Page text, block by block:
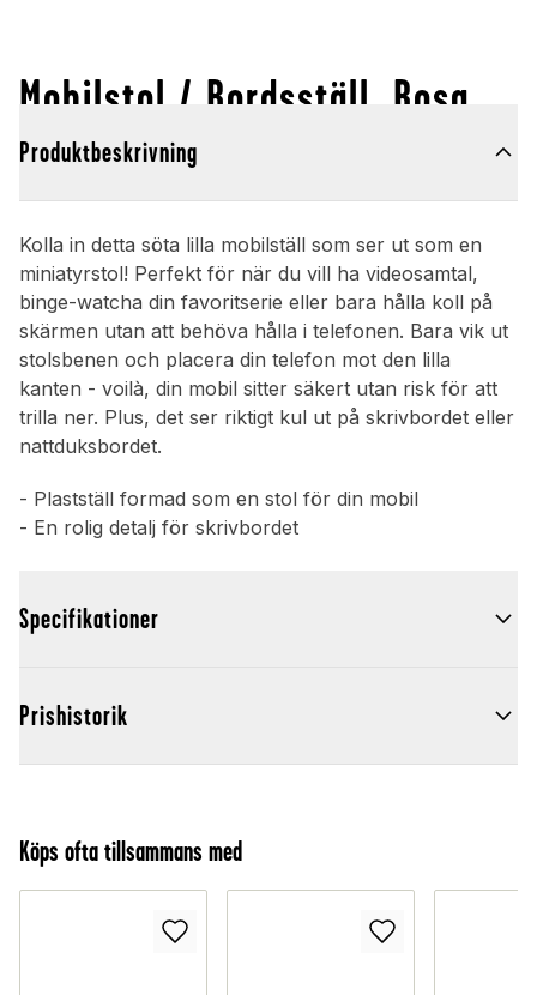
Mobilstol / Bordsställ, Rosa
Produktbeskrivning
Kolla in detta söta lilla mobilställ som ser ut som en
miniatyrstol! Perfekt för när du vill ha videosamtal,
binge-watcha din favoritserie eller bara hålla koll på
skärmen utan att behöva hålla i telefonen. Bara vik ut
stolsbenen och placera din telefon mot den lilla
kanten - voilà, din mobil sitter säkert utan risk för att
trilla ner. Plus, det ser riktigt kul ut på skrivbordet eller
nattduksbordet.
- Plastställ formad som en stol för din mobil
- En rolig detalj för skrivbordet
Specifikationer
Prishistorik
Köps ofta tillsammans med